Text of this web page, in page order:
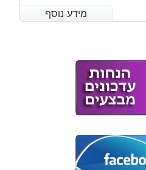
מידע נוסף
מידע נוסף